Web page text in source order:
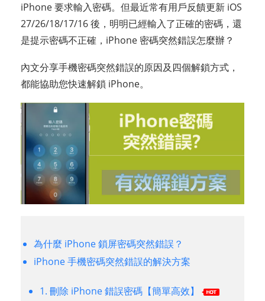
iPhone 要求輸入密碼。但最近常有用戶反饋更新 iOS
27/26/18/17/16 後，明明已經輸入了正確的密碼，還
是提示密碼不正確，iPhone 密碼突然錯誤怎麼辦？
內文分享手機密碼突然錯誤的原因及四個解鎖方式，
都能協助您快速解鎖 iPhone。
為什麼 iPhone 鎖屏密碼突然錯誤？
iPhone 手機密碼突然錯誤的解決方案
1. 刪除 iPhone 錯誤密碼【簡單高效】